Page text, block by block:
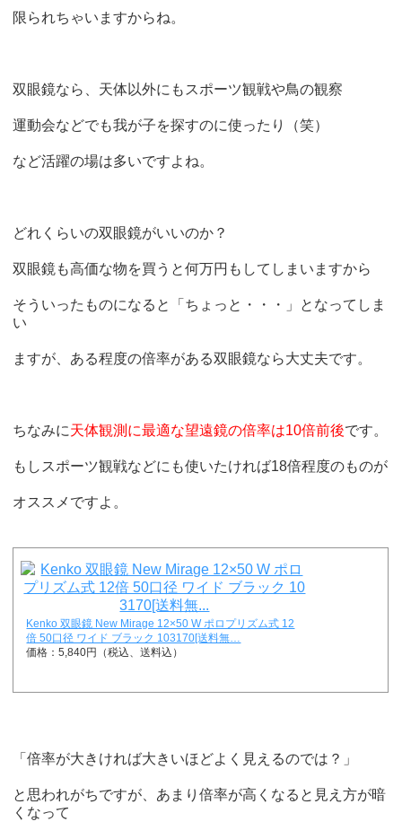
限られちゃいますからね。
双眼鏡なら、天体以外にもスポーツ観戦や鳥の観察
運動会などでも我が子を探すのに使ったり（笑）
など活躍の場は多いですよね。
どれくらいの双眼鏡がいいのか？
双眼鏡も高価な物を買うと何万円もしてしまいますから
そういったものになると「ちょっと・・・」となってしま
い
ますが、ある程度の倍率がある双眼鏡なら大丈夫です。
ちなみに天体観測に最適な望遠鏡の倍率は10倍前後です。
もしスポーツ観戦などにも使いたければ18倍程度のものが
オススメですよ。
Kenko 双眼鏡 New Mirage 12×50 W ポロプリズム式 12
倍 50口径 ワイド ブラック 103170[送料無…
価格：5,840円（税込、送料込）
「倍率が大きければ大きいほどよく見えるのでは？」
と思われがちですが、あまり倍率が高くなると見え方が暗
くなって